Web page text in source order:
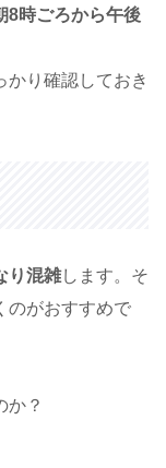
8時ごろから午後
かり確認しておき
り混雑します。そ
のがおすすめで
か？